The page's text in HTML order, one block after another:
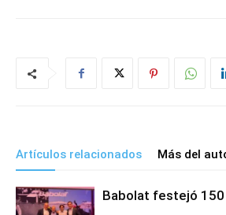
Artículos relacionados Más del
Babolat festejó 150